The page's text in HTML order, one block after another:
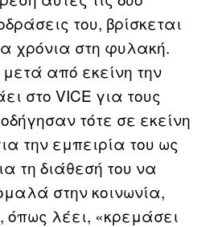
του, βρίσκεται
χρόνια στη φυλακή.
από εκείνη την
στο VICE για τους
τότε σε εκείνη
την εμπειρία του ως
τη διάθεσή του να
στην κοινωνία,
όπως λέει, «κρεμάσει